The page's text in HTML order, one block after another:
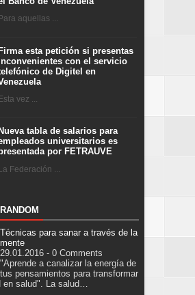
Para aquellas ...
esta petición si presentas
con el servicio
de Digitel en
Esta vez ...
Nueva tabla de salarios para
universitarios es
por FETRAUVE
Federación ...
Técnicas para sanar a través de la
mente
29.01.2016 - 0 Comments
"Aprende a canalizar la energía de
tus pensamientos para transformar
en salud". La salud…